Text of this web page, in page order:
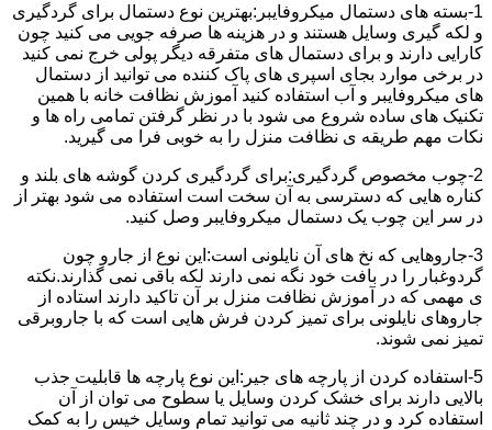
1-بسته های دستمال میکروفایبر:بهترین نوع دستمال برای گردگیری
و لکه گیری وسایل هستند و در هزینه ها صرفه جویی می کنید چون
کارایی دارند و برای دستمال های متفرقه دیگر پولی خرج نمی کنید
در برخی موارد بجای اسپری های پاک کننده می توانید از دستمال
های میکروفایبر و آب استفاده کنید آموزش نظافت خانه با همین
تکنیک های ساده شروع می شود با در نظر گرفتن تمامی راه ها و
نکات مهم طریقه ی نظافت منزل را به خوبی فرا می گیرید.
2-چوب مخصوص گردگیری:برای گردگیری کردن گوشه های بلند و
کناره هایی که دسترسی به آن سخت است استفاده می شود بهتر از
در سر این چوب یک دستمال میکروفایبر وصل کنید.
3-جاروهایی که نخ های آن نایلونی است:این نوع از جارو چون
گردوغبار را در بافت خود نگه نمی دارند لکه باقی نمی گذارند.نکته
ی مهمی که در آموزش نظافت منزل بر آن تاکید دارند استاده از
جاروهای نایلونی برای تمیز کردن فرش هایی است که با جاروبرقی
تمیز نمی شوند.
5-استفاده کردن از پارچه های جیر:این نوع پارچه ها قابلیت جذب
بالایی دارند برای خشک کردن وسایل یا سطوح می توان از آن
استفاده کرد و در چند ثانیه می توانید تمام وسایل خیس را به کمک